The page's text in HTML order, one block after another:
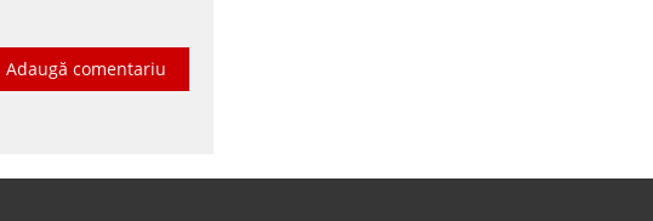
Adaugă comentariu